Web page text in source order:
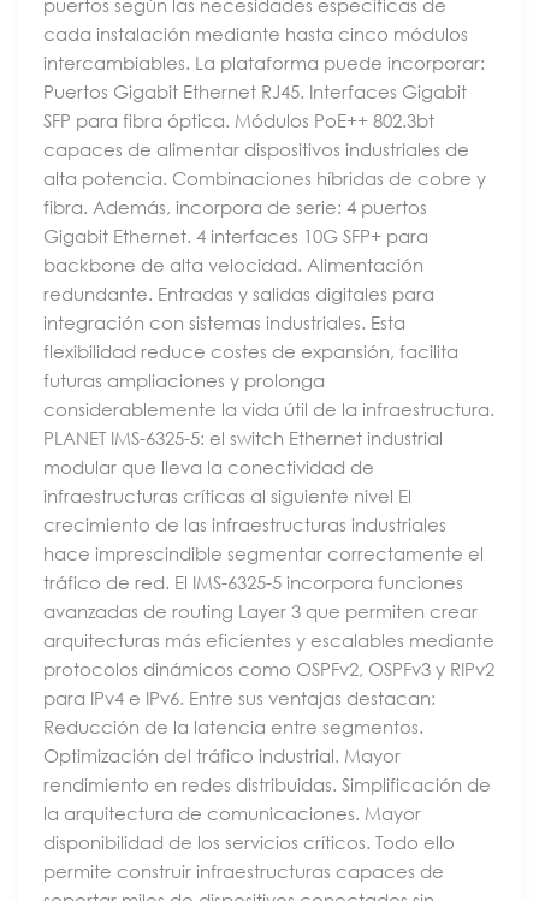
cada instalación mediante hasta cinco módulos
intercambiables. La plataforma puede incorporar:
Puertos Gigabit Ethernet RJ45. Interfaces Gigabit
SFP para fibra óptica. Módulos PoE++ 802.3bt
capaces de alimentar dispositivos industriales de
alta potencia. Combinaciones híbridas de cobre y
fibra. Además, incorpora de serie: 4 puertos
Gigabit Ethernet. 4 interfaces 10G SFP+ para
backbone de alta velocidad. Alimentación
redundante. Entradas y salidas digitales para
integración con sistemas industriales. Esta
flexibilidad reduce costes de expansión, facilita
futuras ampliaciones y prolonga
considerablemente la vida útil de la infraestructura.
PLANET IMS-6325-5: el switch Ethernet industrial
modular que lleva la conectividad de
infraestructuras críticas al siguiente nivel El
crecimiento de las infraestructuras industriales
hace imprescindible segmentar correctamente el
tráfico de red. El IMS-6325-5 incorpora funciones
avanzadas de routing Layer 3 que permiten crear
arquitecturas más eficientes y escalables mediante
protocolos dinámicos como OSPFv2, OSPFv3 y RIPv2
para IPv4 e IPv6. Entre sus ventajas destacan:
Reducción de la latencia entre segmentos.
Optimización del tráfico industrial. Mayor
rendimiento en redes distribuidas. Simplificación de
la arquitectura de comunicaciones. Mayor
disponibilidad de los servicios críticos. Todo ello
permite construir infraestructuras capaces de